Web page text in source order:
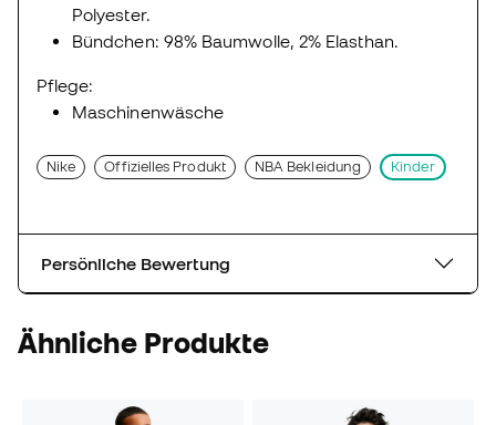
Polyester.
Bündchen: 98% Baumwolle, 2% Elasthan.
Pflege:
Maschinenwäsche
Nike Offizielles Produkt NBA Bekleidung Kinder
Persönliche Bewertung
Ähnliche Produkte